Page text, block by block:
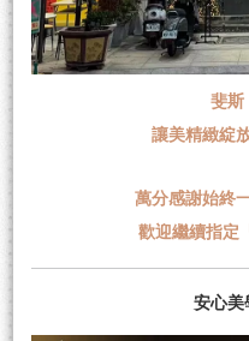
斐
讓美精緻綻
萬分感謝始終
歡迎繼續指定
安心美